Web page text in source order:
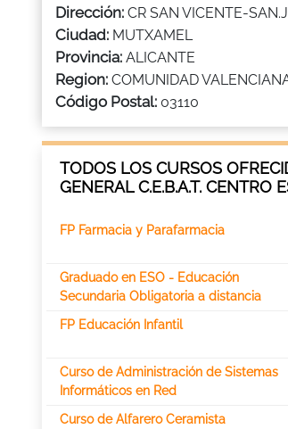
Dirección: CR SAN VICENTE-
Ciudad: MUTXAMEL
Provincia: ALICANTE
Region: COMUNIDAD
Código Postal: 03110
TODOS LOS CURSOS
GENERAL C.E.B.A.T. CENTRO
FP Farmacia y Parafarmacia
Graduado en ESO - Educación
Secundaria Obligatoria a distancia
FP Educación Infantil
Curso de Administración de Sistemas
Informáticos en Red
Curso de Alfarero Ceramista